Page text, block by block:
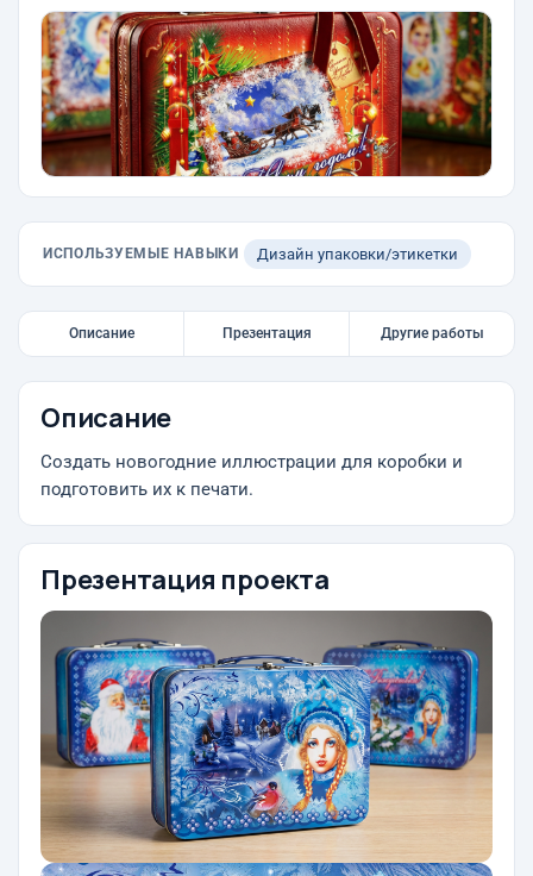
ИСПОЛЬЗУЕМЫЕ НАВЫКИ Дизайн упаковки/этикетки
Описание Презентация Другие работы
Описание
Создать новогодние иллюстрации для коробки и
подготовить их к печати.
Презентация проекта